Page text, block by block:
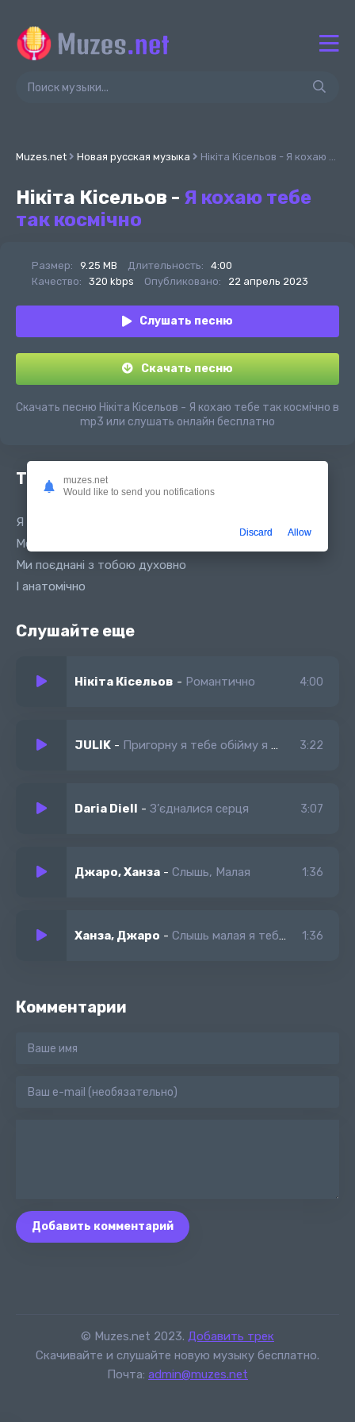
Muzes.net Новая русская музыка Нікіта Кісельов - Я кохаю тебе так космічно
Нікіта Кісельов - Я кохаю тебе
так космічно
Размер: 9.25 MB Длительность:
4:00
Качество:
320 kbps Опубликовано: 22 апрель 2023
Слушать песню
Скачать песню
Скачать песню Нікіта Кісельов - Я кохаю тебе так космічно в
mp3 или слушать онлайн бесплатно
Текст песни
Я кохаю тебе так космічно
Мене тягне до тебе фізично
Ми поєднані з тобою духовно
І анатомічно
Слушайте еще
Нікіта Кісельов - Романтично 4:00
JULIK - Пригорну я тебе обійму я тебе 3:22
Daria Diell - З’єдналися серця 3:07
Джаро, Ханза - Слышь, Малая 1:36
Ханза, Джаро - Слышь малая я тебя кохаю 1:36
Комментарии
Добавить комментарий
© Muzes.net 2023. Добавить трек
Скачивайте и слушайте новую музыку бесплатно.
Почта: admin@muzes.net
muzes.net
Would like to send you notifications
Discard Allow